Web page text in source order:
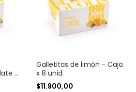
-
Galletitas de limón - Caja
x 8 unid.
$11.900,00